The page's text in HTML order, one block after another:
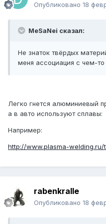
Опубликовано 18
MeSaNei сказал:
Не знаток твёрдых
меня ассоциация с чем-то
Легко гнется алюминиевый
а в авто используют сплавы:
Например:
http://www.plasma-welding.ru/
rabenkralle
Опубликовано 18